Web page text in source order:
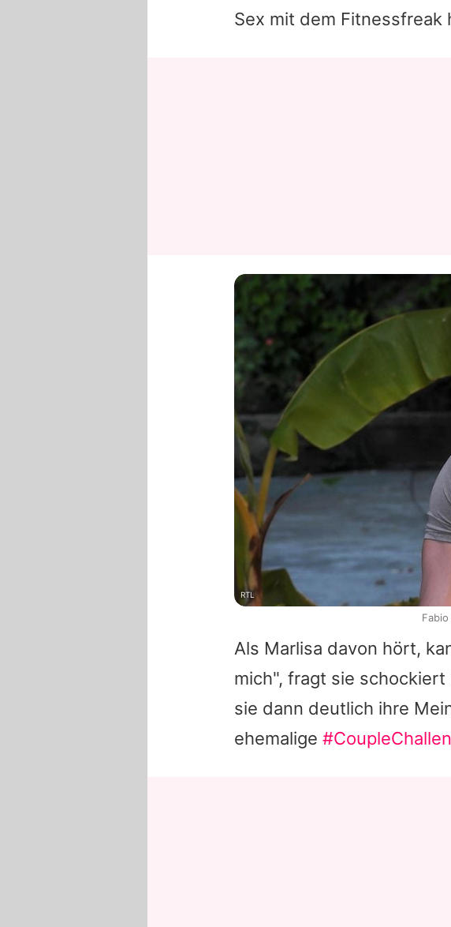
Sex mit dem Fitnessfreak
Als Marlisa davon hört,
mich", fragt sie
sie dann deutlich ihre
ehemalige
RTL